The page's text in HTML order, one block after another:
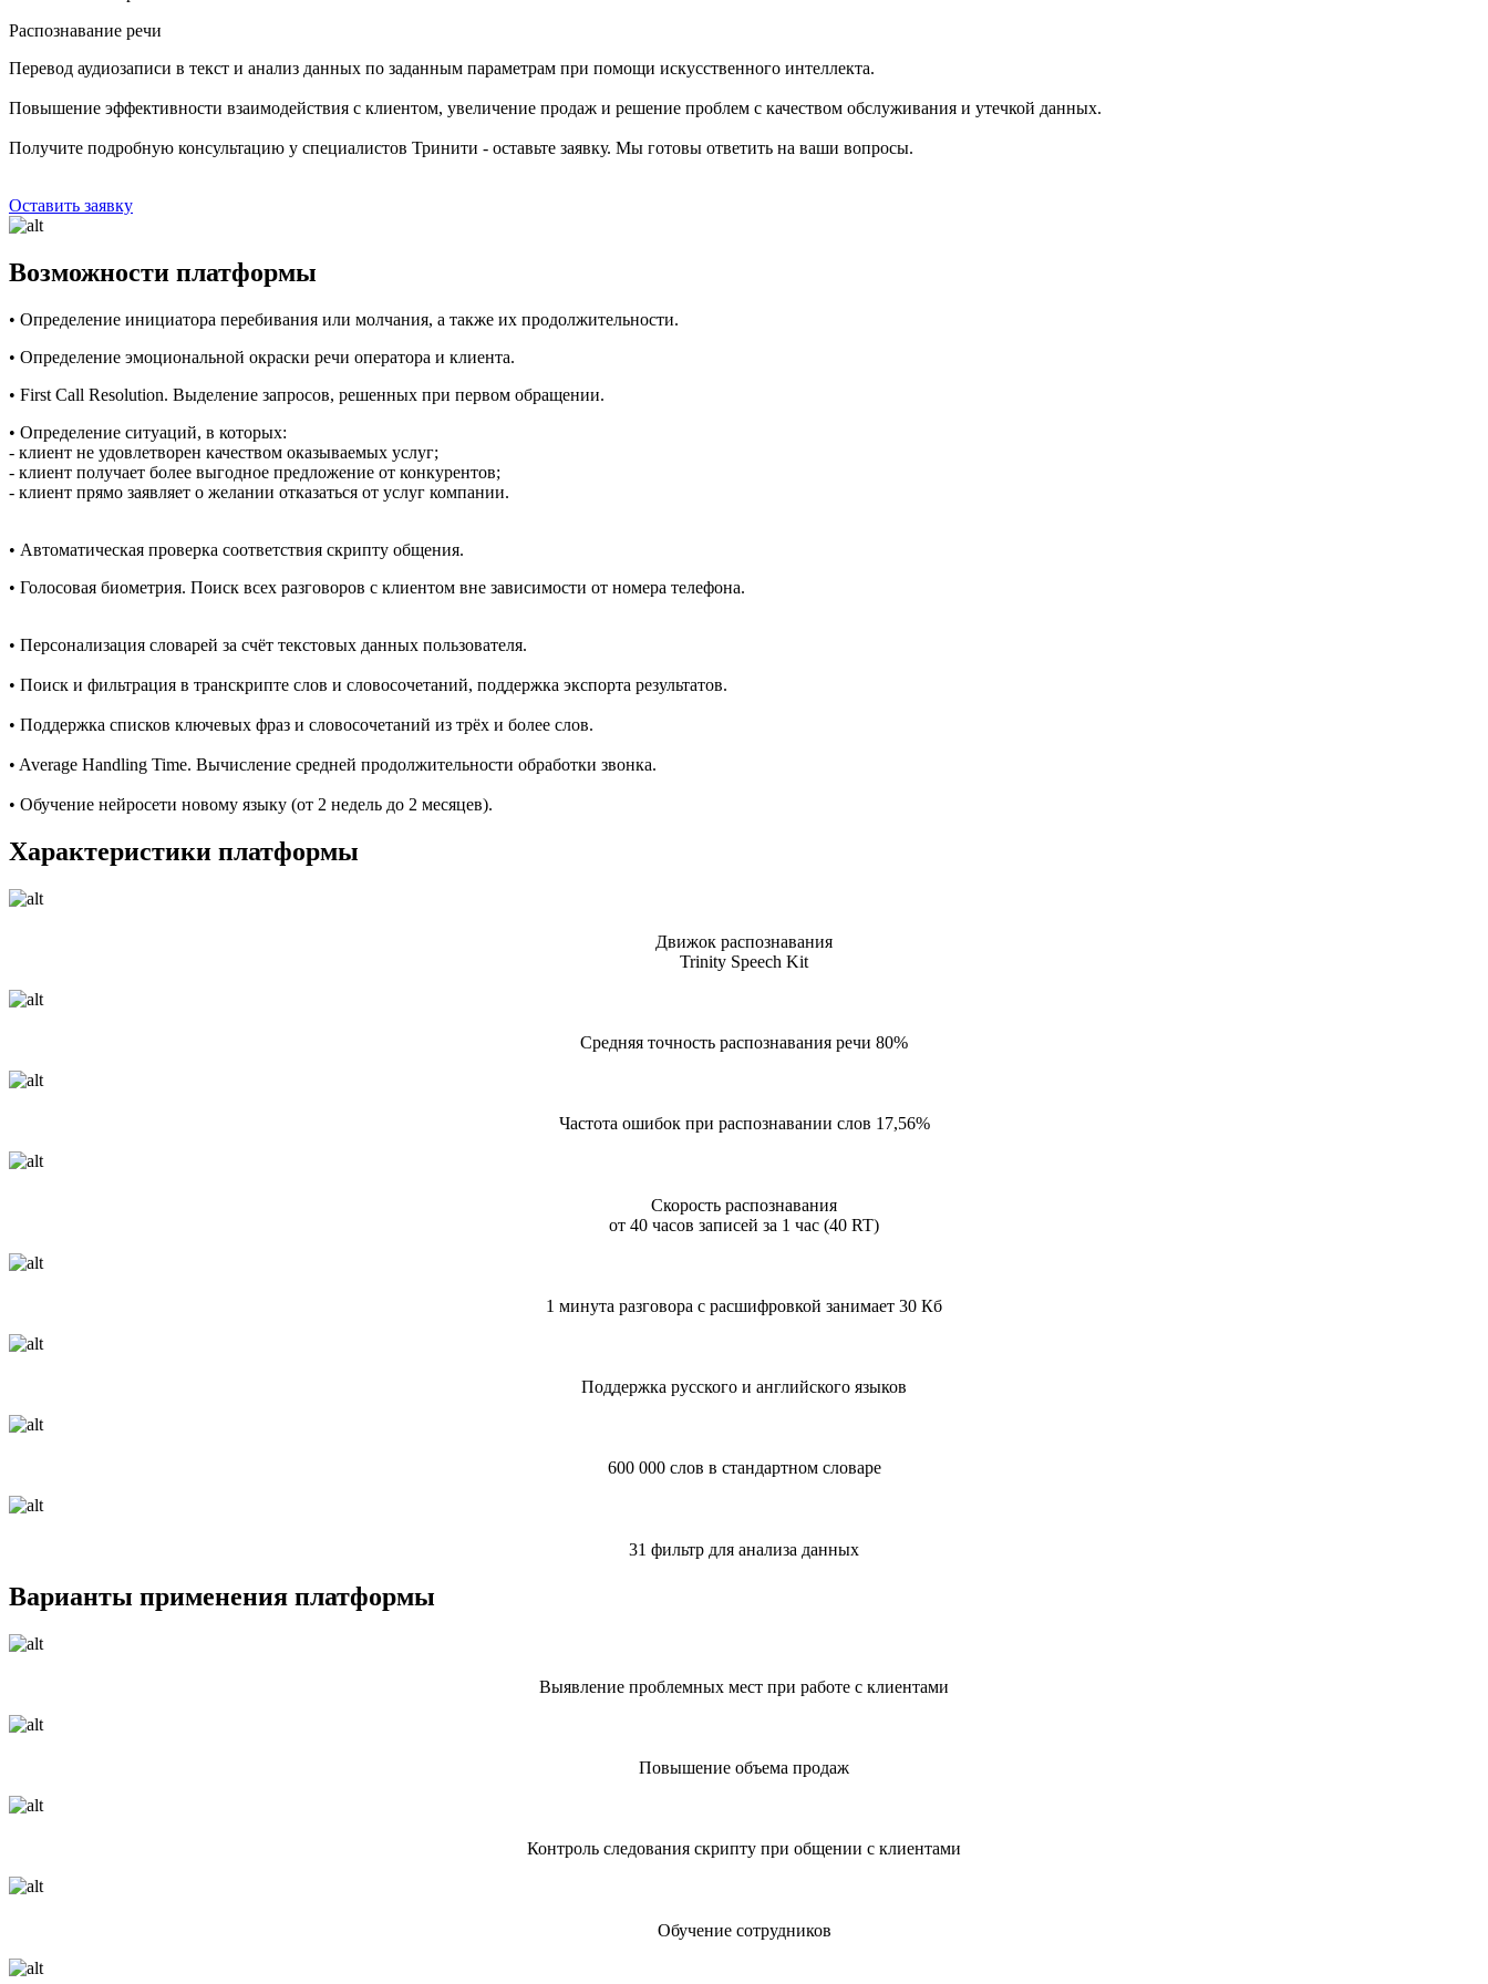
Распознавание речи
Перевод аудиозаписи в текст и анализ данных по заданным параметрам при помощи искусственного интеллекта.
Повышение эффективности взаимодействия с клиентом, увеличение продаж и решение проблем с качеством обслуживания и утечкой данных.
Получите подробную консультацию у специалистов Тринити - оставьте заявку. Мы готовы ответить на ваши вопросы.
Оставить заявку
Возможности платформы
• Определение инициатора перебивания или молчания, а также их продолжительности.
• Определение эмоциональной окраски речи оператора и клиента.
• First Call Resolution. Выделение запросов, решенных при первом обращении.
• Определение ситуаций, в которых:
- клиент не удовлетворен качеством оказываемых услуг;
- клиент получает более выгодное предложение от конкурентов;
- клиент прямо заявляет о желании отказаться от услуг компании.
• Автоматическая проверка соответствия скрипту общения.
• Голосовая биометрия. Поиск всех разговоров с клиентом вне зависимости от номера телефона.
• Персонализация словарей за счёт текстовых данных пользователя.
• Поиск и фильтрация в транскрипте слов и словосочетаний, поддержка экспорта результатов.
• Поддержка списков ключевых фраз и словосочетаний из трёх и более слов.
• Average Handling Time. Вычисление средней продолжительности обработки звонка.
• Обучение нейросети новому языку (от 2 недель до 2 месяцев).
Характеристики платформы
Движок распознавания
Trinity Speech Kit
Средняя точность распознавания речи 80%
Частота ошибок при распознавании слов 17,56%
Скорость распознавания
от 40 часов записей за 1 час (40 RT)
1 минута разговора с расшифровкой занимает 30 Кб
Поддержка русского и английского языков
600 000 слов в стандартном словаре
31 фильтр для анализа данных
Варианты применения платформы
Выявление проблемных мест при работе с клиентами
Повышение объема продаж
Контроль следования скрипту при общении с клиентами
Обучение сотрудников